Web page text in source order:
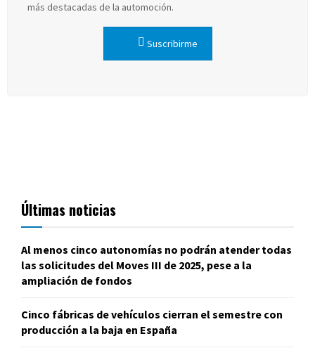
más destacadas de la automoción.
Suscribirme
Últimas noticias
Al menos cinco autonomías no podrán atender todas
las solicitudes del Moves III de 2025, pese a la
ampliación de fondos
Cinco fábricas de vehículos cierran el semestre con
producción a la baja en España